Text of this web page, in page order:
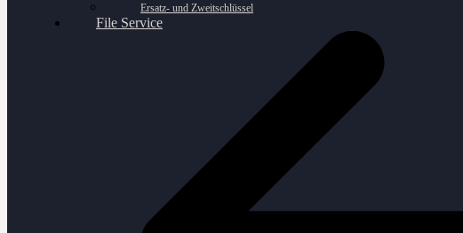
Ersatz- und Zweitschlüssel
File Service